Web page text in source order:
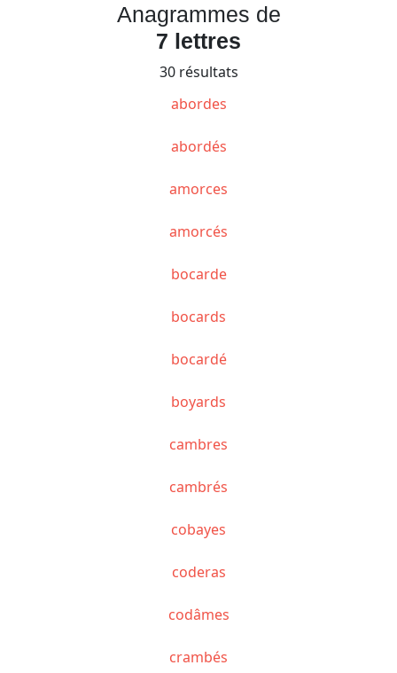
Anagrammes de
7 lettres
30 résultats
abordes
abordés
amorces
amorcés
bocarde
bocards
bocardé
boyards
cambres
cambrés
cobayes
coderas
codâmes
crambés